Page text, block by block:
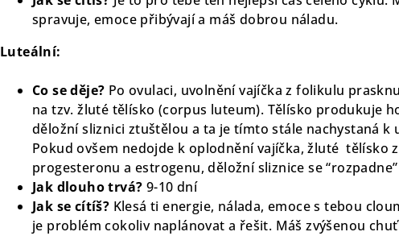
spravuje, emoce přibývají a máš dobrou náladu.
Luteální:
Co se děje? Po ovulaci, uvolnění vajíčka z folikulu
na tzv. žluté tělísko (corpus luteum). Tělísko produkuje
děložní sliznici ztuštělou a ta je tímto stále nachystaná k
Pokud ovšem nedojde k oplodnění vajíčka, žluté tělísko
progesteronu a estrogenu, děložní sliznice se
Jak dlouho trvá? 9-10 dní
Jak se cítíš? Klesá ti energie, nálada, emoce s tebou
je problém cokoliv naplánovat a řešit. Máš zvýšenou